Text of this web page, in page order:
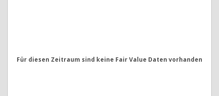
Für diesen Zeitraum sind keine Fair Value Daten vorhanden